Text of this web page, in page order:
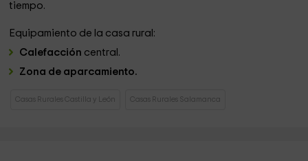
tiempo.
Equipamiento de la casa rural:
Calefacción central.
Zona de aparcamiento.
Casas Rurales Castilla y León Casas Rurales Salamanca